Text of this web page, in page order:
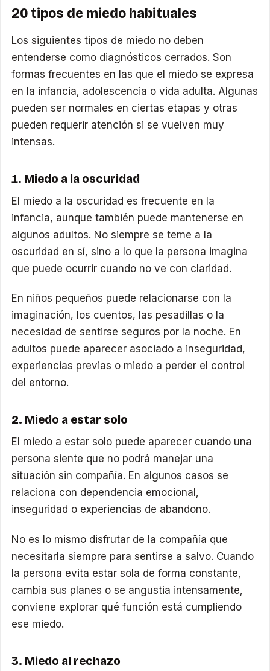
20 tipos de miedo habituales
Los siguientes tipos de miedo no deben
entenderse como diagnósticos cerrados. Son
formas frecuentes en las que el miedo se expresa
en la infancia, adolescencia o vida adulta. Algunas
pueden ser normales en ciertas etapas y otras
pueden requerir atención si se vuelven muy
intensas.
1. Miedo a la oscuridad
El miedo a la oscuridad es frecuente en la
infancia, aunque también puede mantenerse en
algunos adultos. No siempre se teme a la
oscuridad en sí, sino a lo que la persona imagina
que puede ocurrir cuando no ve con claridad.
En niños pequeños puede relacionarse con la
imaginación, los cuentos, las pesadillas o la
necesidad de sentirse seguros por la noche. En
adultos puede aparecer asociado a inseguridad,
experiencias previas o miedo a perder el control
del entorno.
2. Miedo a estar solo
El miedo a estar solo puede aparecer cuando una
persona siente que no podrá manejar una
situación sin compañía. En algunos casos se
relaciona con dependencia emocional,
inseguridad o experiencias de abandono.
No es lo mismo disfrutar de la compañía que
necesitarla siempre para sentirse a salvo. Cuando
la persona evita estar sola de forma constante,
cambia sus planes o se angustia intensamente,
conviene explorar qué función está cumpliendo
ese miedo.
3. Miedo al rechazo